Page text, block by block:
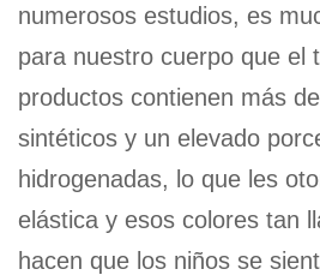
numerosos estudios, es
para nuestro cuerpo que el
productos contienen más
sintéticos y un elevado
hidrogenadas, lo que les
elástica y esos colores tan
hacen que los niños se